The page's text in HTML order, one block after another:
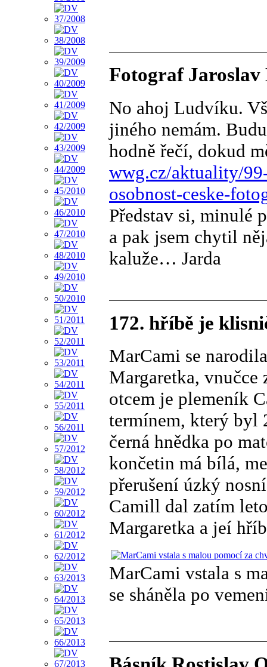
Fotograf Jaroslav
No ahoj Ludvíku.
jiného nemám.
hodně řečí, dokud
wwg.cz/aktuality/
osobnost-ceske-
Představ si, minulé
a pak jsem chytil
kaluže… Jarda
172. hříbě je
MarCami se
Margaretka,
otcem je plemeník
termínem, který byl
černá hnědka po
končetin má bílá,
přerušení úzký
Camill dal zatím
Margaretka a jeí
MarCami vstala s
se sháněla po